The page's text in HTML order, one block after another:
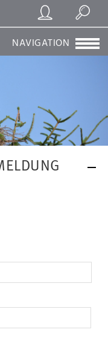
Registrierung/Login
Suchen
NAVIGATION